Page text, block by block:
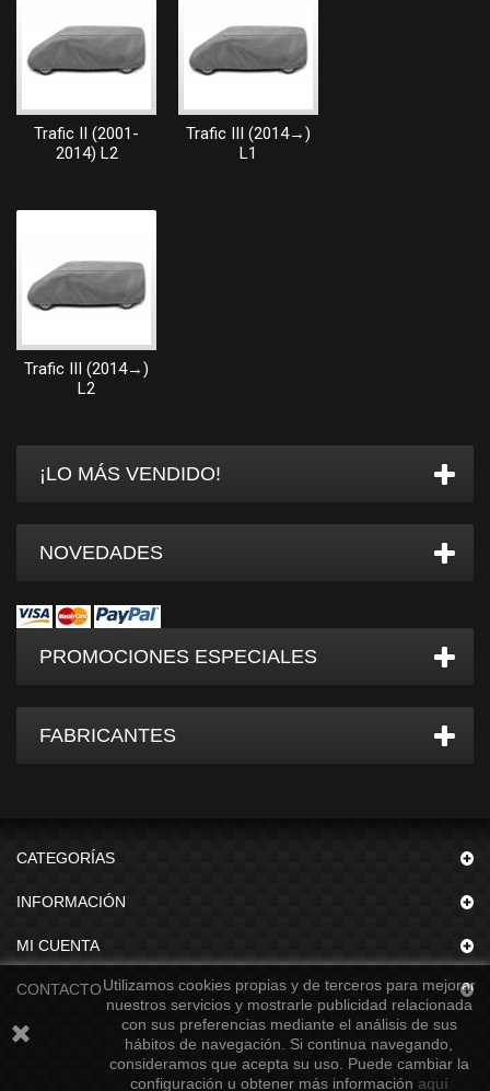
Trafic II (2001-
2014) L2
Trafic III (2014→)
L1
Trafic III (2014→)
L2
¡LO MÁS VENDIDO!
NOVEDADES
PROMOCIONES ESPECIALES
FABRICANTES
CATEGORÍAS
INFORMACIÓN
MI CUENTA
CONTACTOUtilizamos cookies propias y de terceros para mejorar
nuestros servicios y mostrarle publicidad relacionada
con sus preferencias mediante el análisis de sus
hábitos de navegación. Si continua navegando,
consideramos que acepta su uso. Puede cambiar la
configuración u obtener más información aquí